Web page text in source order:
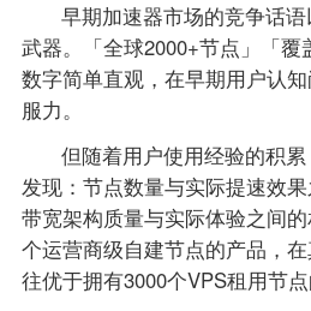
早期加速器市场的竞争话
武器。「全球2000+节点」「
数字简单直观，在早期用户认
服力。
但随着用户使用经验的积
发现：节点数量与实际提速效
带宽架构质量与实际体验之间
个运营商级自建节点的产品，
往优于拥有3000个VPS租用节点